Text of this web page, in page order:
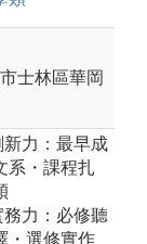
士林區華岡
新力：最早成
系・課程扎
務力：必修聽
・選修實作